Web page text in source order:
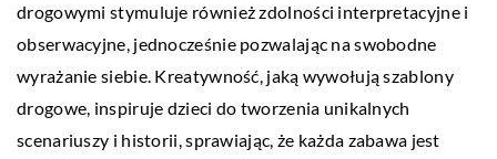
drogowymi stymuluje również zdolności interpretacyjne i
obserwacyjne, jednocześnie pozwalając na swobodne
wyrażanie siebie. Kreatywność, jaką wywołują szablony
drogowe, inspiruje dzieci do tworzenia unikalnych
scenariuszy i historii, sprawiając, że każda zabawa jest